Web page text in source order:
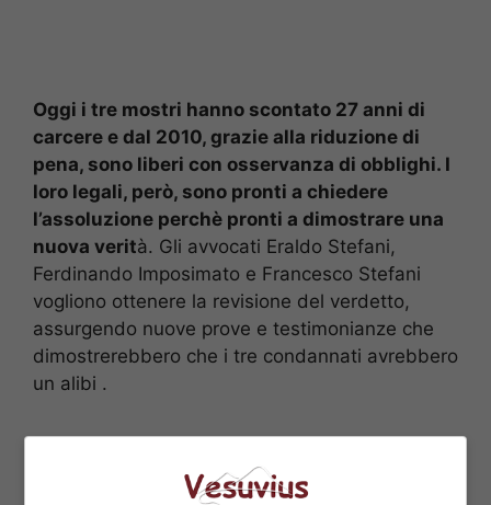
Oggi i tre mostri hanno scontato 27 anni di
carcere e dal 2010, grazie alla riduzione di
pena, sono liberi con osservanza di obblighi. I
loro legali, però, sono pronti a chiedere
l’assoluzione perchè pronti a dimostrare una
nuova verità. Gli avvocati Eraldo Stefani,
Ferdinando Imposimato e Francesco Stefani
vogliono ottenere la revisione del verdetto,
assurgendo nuove prove e testimonianze che
dimostrerebbero che i tre condannati avrebbero
un alibi .